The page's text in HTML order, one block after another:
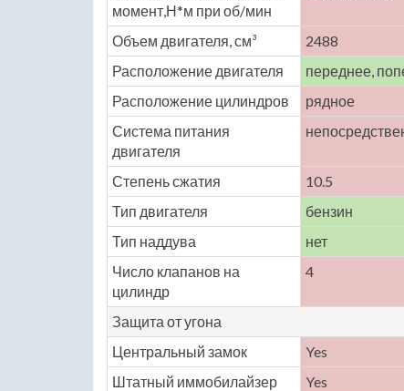
момент,Н*м при об/мин
Объем двигателя, см³ 2488
Расположение двигателя
переднее,
Расположение цилиндров
рядное
Система питания
двигателя
Степень сжатия 10.5
Тип двигателя
бензин
Тип наддува
нет
Число клапанов на
цилиндр
4
Защита от угона
Центральный замок
Yes
Штатный иммобилайзер
Yes